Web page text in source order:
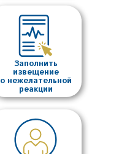
Заполнить
извещение
о нежелательной
реакции